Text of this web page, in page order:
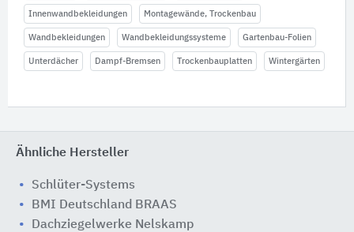
Innenwandbekleidungen Montagewände, Trockenbau
Wandbekleidungen Wandbekleidungssysteme Gartenbau-Folien
Unterdächer Dampf-Bremsen Trockenbauplatten Wintergärten
Ähnliche Hersteller
Schlüter-Systems
BMI Deutschland BRAAS
Dachziegelwerke Nelskamp